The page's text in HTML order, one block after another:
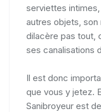
serviettes
autres objets,
dilacère pas tout,
ses canalisations
Il est donc
que vous y jetez.
Sanibroyeur est